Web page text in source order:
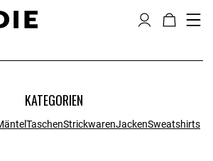
KATEGORIEN
TaschenStrickwarenJackenSweatshirts